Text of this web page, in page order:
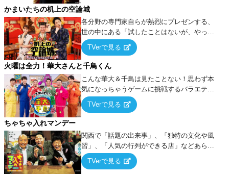
タを競い合う！
かまいたちの机上の空論城
各分野の専門家自らが熱烈にプレゼンする、
世の中にある「試したことはないが、やって
みたらこうなる！…ハズ」という“机上の空
論”に若手芸人らがカラダを張って挑む！
TVerで見る
火曜は全力！華大さんと千鳥くん
こんな華大＆千鳥は見たことない！思わず本
気になっちゃうゲームに挑戦するバラエティ
ー！
TVerで見る
ちゃちゃ入れマンデー
関西で「話題の出来事」、「独特の文化や風
習」、「人気の行列ができる店」などあらゆ
るテーマについて好き放題にちゃちゃを入れ
ていく関西色を前面に押し出したトークバラ
TVerで見る